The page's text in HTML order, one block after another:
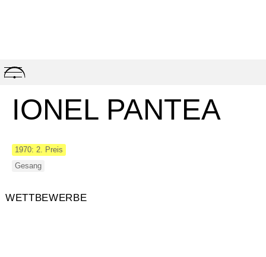
Skip
to
IONEL PANTEA
1970: 2. Preis
Gesang
WETTBEWERBE